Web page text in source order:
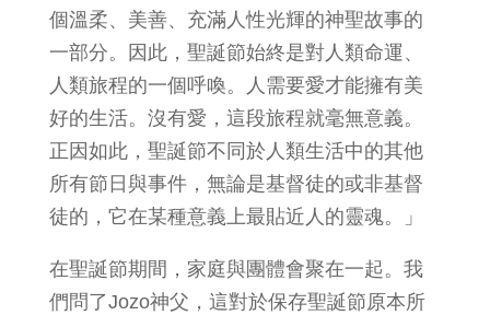
個溫柔、美善、充滿人性光輝的神聖故事的
一部分。因此，聖誕節始終是對人類命運、
人類旅程的一個呼喚。人需要愛才能擁有美
好的生活。沒有愛，這段旅程就毫無意義。
正因如此，聖誕節不同於人類生活中的其他
所有節日與事件，無論是基督徒的或非基督
徒的，它在某種意義上最貼近人的靈魂。」
在聖誕節期間，家庭與團體會聚在一起。我
們問了Jozo神父，這對於保存聖誕節原本所